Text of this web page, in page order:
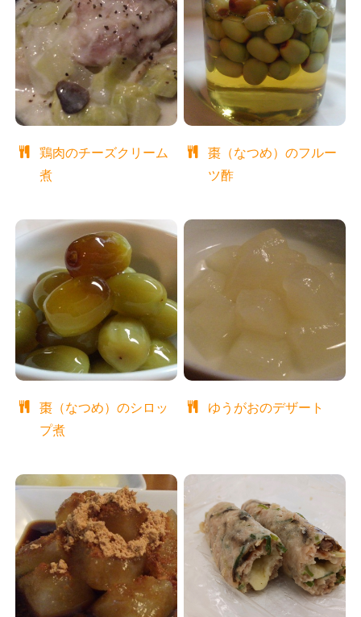
鶏肉のチーズクリーム
煮
棗（なつめ）のフルー
ツ酢
棗（なつめ）のシロッ
プ煮
ゆうがおのデザート